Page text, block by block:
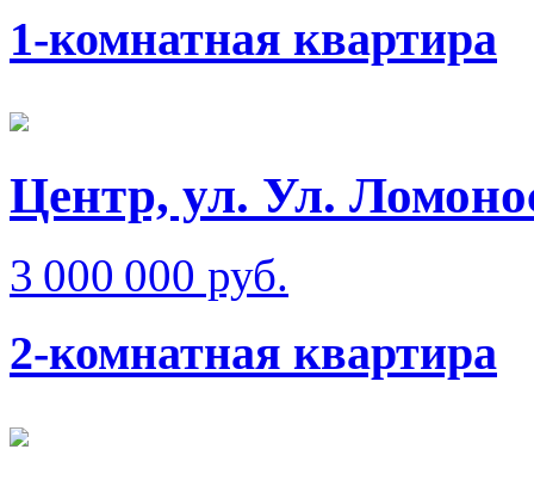
1-комнатная квартира
Центр, ул. Ул.
3 000 000 руб.
2-комнатная квартира